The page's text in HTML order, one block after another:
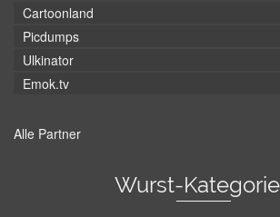
Cartoonland
Picdumps
Ulkinator
Emok.tv
Alle Partner
Wurst-